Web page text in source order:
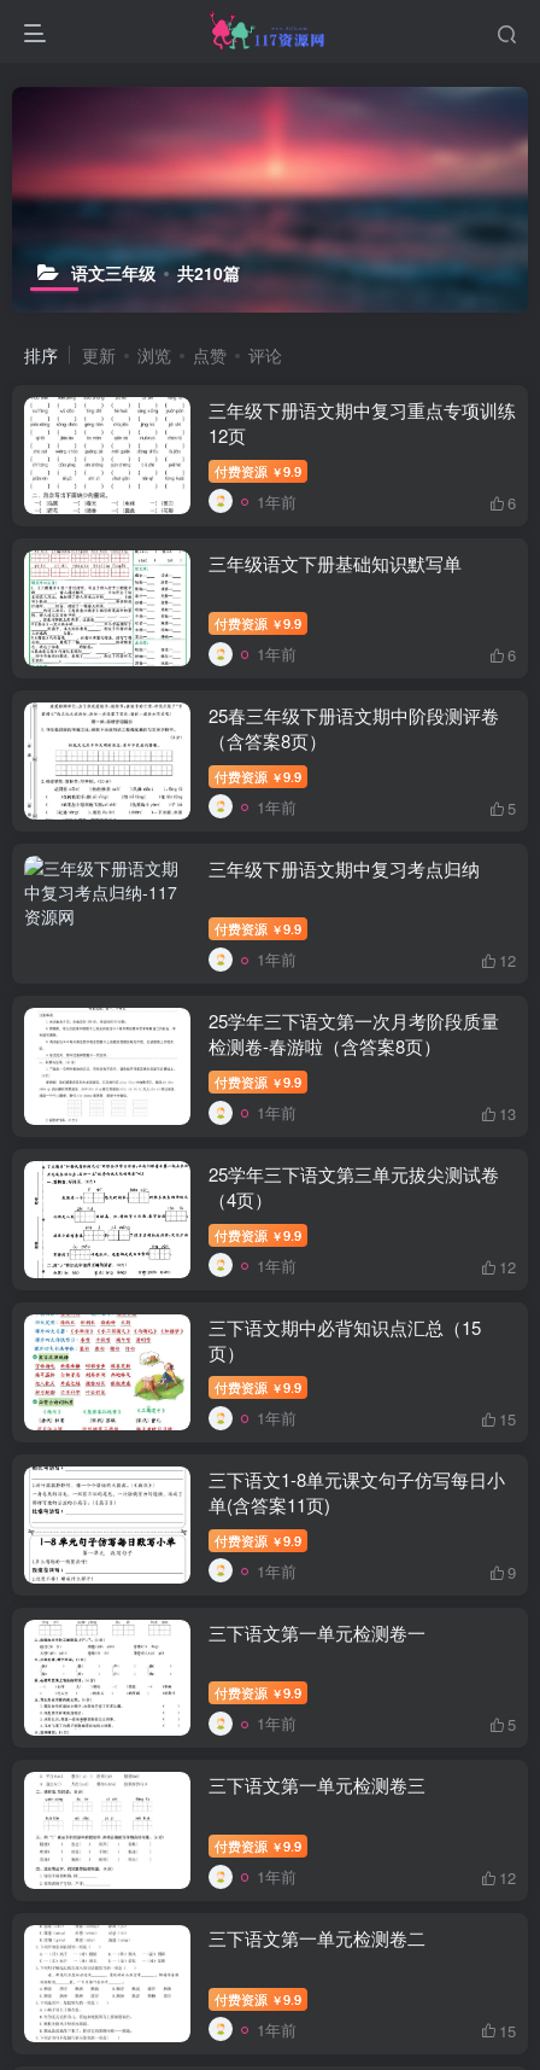
语文三年级 共210篇
排序 更新 浏览 点赞 评论
三年级下册语文期中复习重点专项训练
12页
付费资源 ￥9.9
1年前 6
三年级语文下册基础知识默写单
付费资源 ￥9.9
1年前 6
25春三年级下册语文期中阶段测评卷
（含答案8页）
付费资源 ￥9.9
1年前 5
三年级下册语文期中复习考点归纳
付费资源 ￥9.9
1年前 12
25学年三下语文第一次月考阶段质量
检测卷-春游啦（含答案8页）
付费资源 ￥9.9
1年前 13
25学年三下语文第三单元拔尖测试卷
（4页）
付费资源 ￥9.9
1年前 12
三下语文期中必背知识点汇总（15
页）
付费资源 ￥9.9
1年前 15
三下语文1-8单元课文句子仿写每日小
单(含答案11页)
付费资源 ￥9.9
1年前 9
三下语文第一单元检测卷一
付费资源 ￥9.9
1年前 5
三下语文第一单元检测卷三
付费资源 ￥9.9
1年前 12
三下语文第一单元检测卷二
付费资源 ￥9.9
1年前 15